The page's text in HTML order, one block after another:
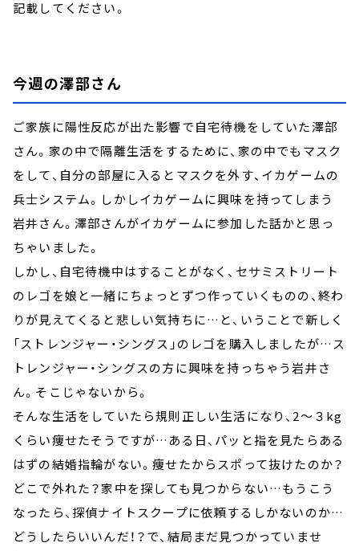
記載してください。
今週の澤部さん
ご家族に陽性反応が出た影響で自宅待機をしていた澤部
さん。家の中で隔離生活をするために、家の中でもマスク
をして、自分の部屋に入るとマスクを外す、イカゲームの
兵士システム。しかしイカゲームに興味を持ってしまう
岩井さん。澤部さんがイカゲームに参加した話かと思っ
ちゃいました。
しかし、自宅待機中はすることがなく、セサミストリート
のレゴを娘と一緒にちょっとずつ作っていくものの、終わ
りが見えてくると悲しい気持ちに…と、いうことで新しく
「ストレンジャー・シングス」のレゴを購入しましたが…ス
トレンジャー・シングスの方に興味を持っちゃう岩井さ
ん。そこじゃないから。
そんな生活をしていたら規則正しい生活になり、2～３kg
くらい痩せたそうですが…ある日、パッと指を見たらある
はずの結婚指輪がない。痩せたからスポって抜けたのか？
どこで外れた？家中を探しても見つからない…もうこう
なったら、探偵ナイトスクープに依頼するしかないのか…
どうしたらいいんだ！？で、結局まだ見つかっていませ